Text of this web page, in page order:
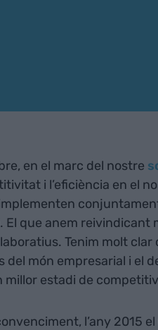
en el marc del nostre
i l’eficiència en el
El que anem reivindicant
Tenim molt
del món empresarial i el
millor estadi de
l’any 2015